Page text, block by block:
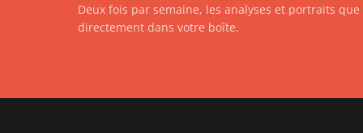
Deux fois par semaine, les analyses et portraits
directement dans votre boîte.